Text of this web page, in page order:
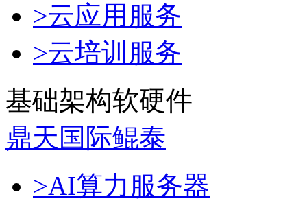
>云应用服务
>云培训服务
基础架构软硬件
鼎天国际鲲泰
>AI算力服务器